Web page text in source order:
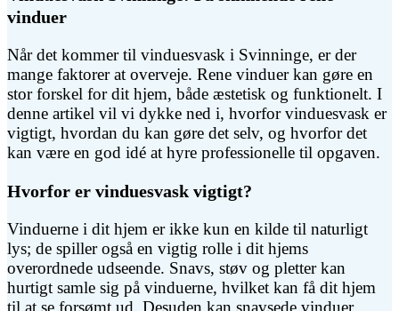
vinduer
Når det kommer til vinduesvask i Svinninge, er der
mange faktorer at overveje. Rene vinduer kan gøre en
stor forskel for dit hjem, både æstetisk og funktionelt. I
denne artikel vil vi dykke ned i, hvorfor vinduesvask er
vigtigt, hvordan du kan gøre det selv, og hvorfor det
kan være en god idé at hyre professionelle til opgaven.
Hvorfor er vinduesvask vigtigt?
Vinduerne i dit hjem er ikke kun en kilde til naturligt
lys; de spiller også en vigtig rolle i dit hjems
overordnede udseende. Snavs, støv og pletter kan
hurtigt samle sig på vinduerne, hvilket kan få dit hjem
til at se forsømt ud. Desuden kan snavsede vinduer